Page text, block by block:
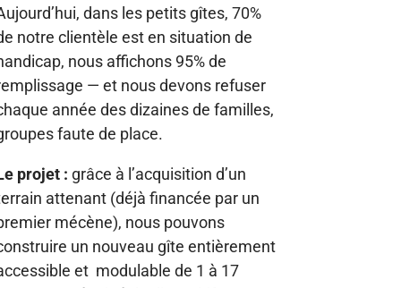
dans les petits gîtes, 70%
notre clientèle est en situation de
nous affichons 95% de
— et nous devons refuser
année des dizaines de familles,
faute de place.
projet : grâce à l’acquisition d’un
attenant (déjà financée par un
mécène), nous pouvons
un nouveau gîte entièrement
et modulable de 1 à 17